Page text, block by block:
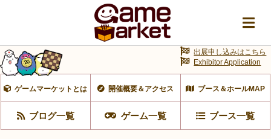
ゲームマーケットとは 開催概要＆アクセス ブース＆ホールMAP
ブログ一覧 ゲーム一覧 ブース一覧
出展申し込みはこちら
Exhibitor Application